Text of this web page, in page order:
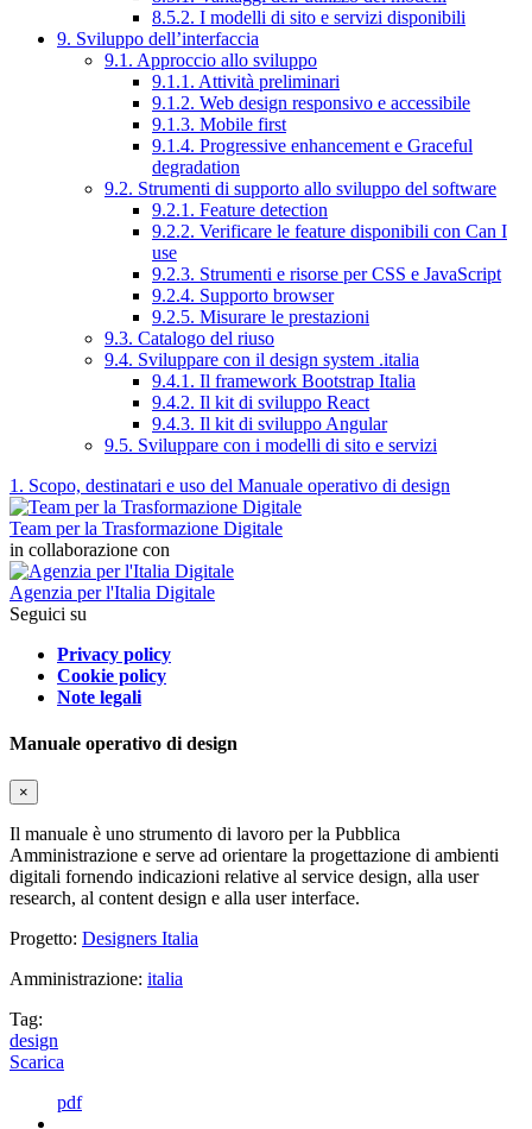
8.5.2. I modelli di sito e servizi disponibili
9. Sviluppo dell’interfaccia
9.1. Approccio allo sviluppo
9.1.1. Attività preliminari
9.1.2. Web design responsivo e accessibile
9.1.3. Mobile first
9.1.4. Progressive enhancement e Graceful
degradation
9.2. Strumenti di supporto allo sviluppo del software
9.2.1. Feature detection
9.2.2. Verificare le feature disponibili con Can I
use
9.2.3. Strumenti e risorse per CSS e JavaScript
9.2.4. Supporto browser
9.2.5. Misurare le prestazioni
9.3. Catalogo del riuso
9.4. Sviluppare con il design system .italia
9.4.1. Il framework Bootstrap Italia
9.4.2. Il kit di sviluppo React
9.4.3. Il kit di sviluppo Angular
9.5. Sviluppare con i modelli di sito e servizi
1. Scopo, destinatari e uso del Manuale operativo di design
Team per la Trasformazione Digitale
in collaborazione con
Agenzia per l'Italia Digitale
Seguici su
Privacy policy
Cookie policy
Note legali
Manuale operativo di design
×
Il manuale è uno strumento di lavoro per la Pubblica
Amministrazione e serve ad orientare la progettazione di ambienti
digitali fornendo indicazioni relative al service design, alla user
research, al content design e alla user interface.
Progetto: Designers Italia
Amministrazione: italia
Tag:
design
Scarica
pdf